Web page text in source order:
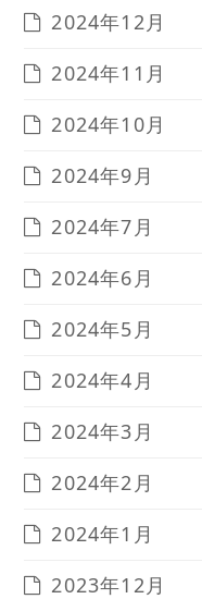
2024年12月
2024年11月
2024年10月
2024年9月
2024年7月
2024年6月
2024年5月
2024年4月
2024年3月
2024年2月
2024年1月
2023年12月